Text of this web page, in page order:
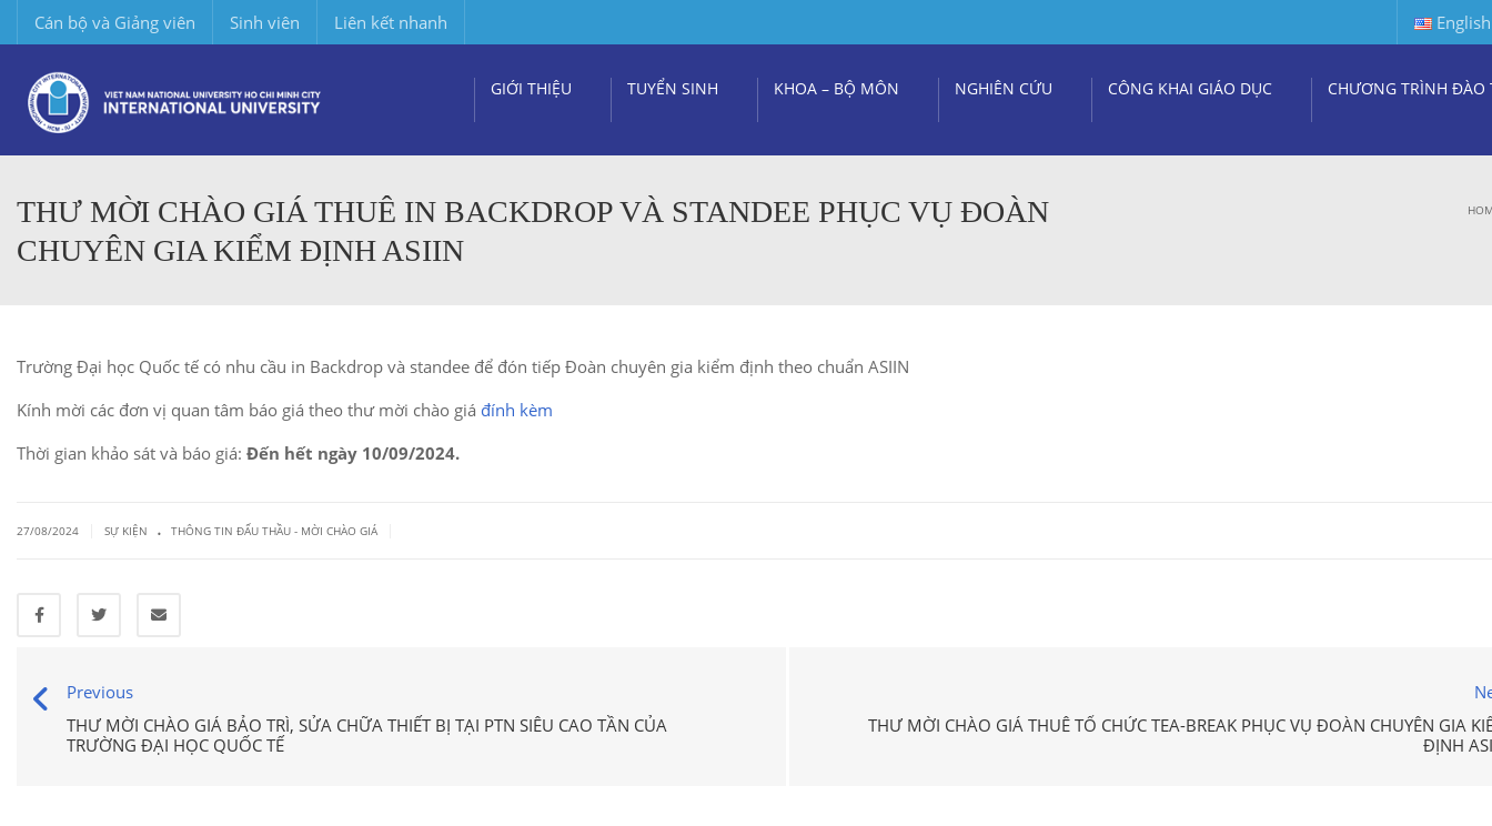
Cán bộ và Giảng viên Sinh viên Liên kết nhanh English
GIỚI THIỆU TUYỂN SINH KHOA – BỘ MÔN NGHIÊN CỨU CÔNG KHAI GIÁO DỤC CHƯƠNG TRÌNH ĐÀO
THƯ MỜI CHÀO GIÁ THUÊ IN BACKDROP VÀ STANDEE PHỤC VỤ ĐOÀN
CHUYÊN GIA KIỂM ĐỊNH ASIIN
Trường Đại học Quốc tế có nhu cầu in Backdrop và standee để đón tiếp Đoàn chuyên gia kiểm định theo chuẩn ASIIN
Kính mời các đơn vị quan tâm báo giá theo thư mời chào giá đính kèm
Thời gian khảo sát và báo giá: Đến hết ngày 10/09/2024.
27/08/2024 SỰ KIỆN . THÔNG TIN ĐẤU THẦU - MỜI CHÀO GIÁ
Previous
THƯ MỜI CHÀO GIÁ BẢO TRÌ, SỬA CHỮA THIẾT BỊ TẠI PTN SIÊU CAO TẦN CỦA
TRƯỜNG ĐẠI HỌC QUỐC TẾ
THƯ MỜI CHÀO GIÁ THUÊ TỔ CHỨC TEA-BREAK PHỤC VỤ ĐOÀN CHUYÊN GIA
ĐỊNH